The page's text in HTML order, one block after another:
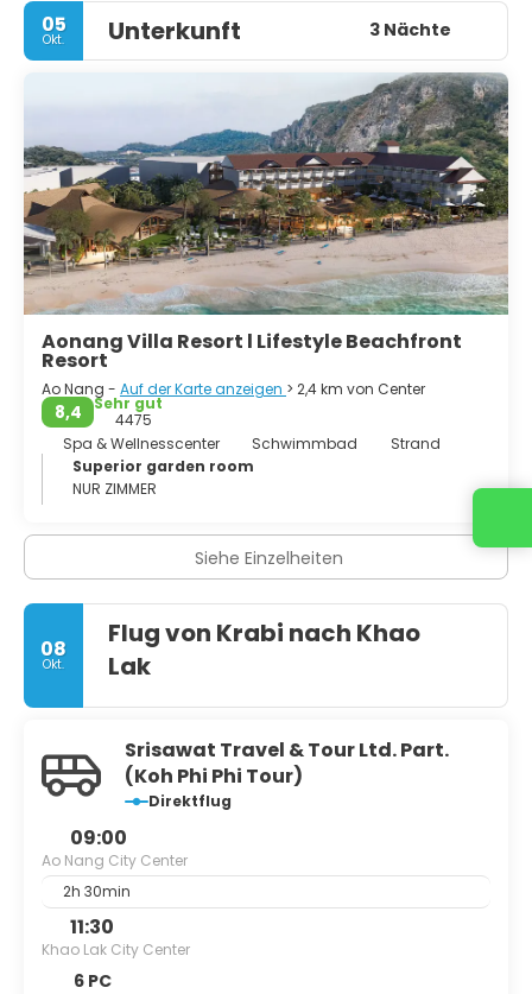
05
Okt. Unterkunft 3 Nächte
Aonang Villa Resort l Lifestyle Beachfront
Resort
Ao Nang - Auf der Karte anzeigen > 2,4 km von Center
8,4
Sehr gut
4475
Spa & Wellnesscenter
Schwimmbad
Strand
Superior garden room
NUR ZIMMER
Siehe Einzelheiten
08
Okt.
Flug von Krabi nach Khao
Lak
Srisawat Travel & Tour Ltd. Part.
(Koh Phi Phi Tour)
Direktflug
09:00
Ao Nang City Center
2h 30min
11:30
Khao Lak City Center
6 PC